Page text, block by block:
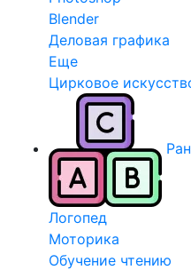
Blender
Деловая графика
Еще
Цирковое
Логопед
Моторика
Обучение чтению